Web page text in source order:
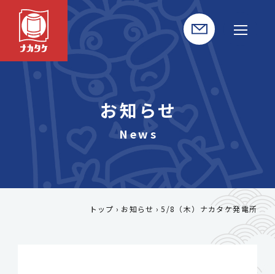
お知らせ
トップ お知らせ 5/8（木）ナカタケ発電所